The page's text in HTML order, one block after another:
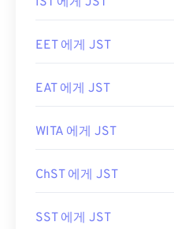
EET 에게 JST
EAT 에게 JST
WITA 에게 JST
ChST 에게 JST
SST 에게 JST